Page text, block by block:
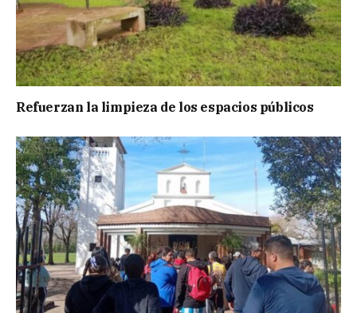
Refuerzan la limpieza de los espacios públicos